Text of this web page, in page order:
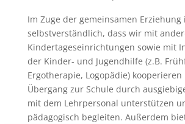
Im Zuge der gemeinsamen
selbstverständlich, dass wir mit
Kindertageseinrichtungen sowie mit
der Kinder- und Jugendhilfe (z.B.
Ergotherapie, Logopädie)
Übergang zur Schule durch
mit dem Lehrpersonal unterstützen
pädagogisch begleiten. Außerdem